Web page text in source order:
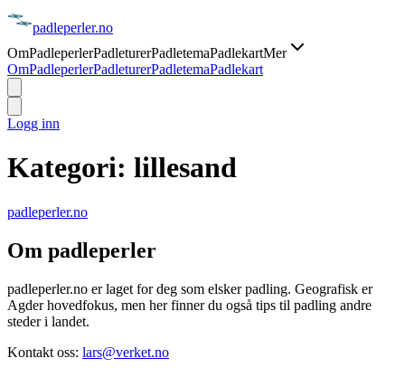
padleperler.no
OmPadleperlerPadleturerPadletemaPadlekartMer
OmPadleperlerPadleturerPadletemaPadlekart
Logg inn
Kategori: lillesand
padleperler.no
Om padleperler
padleperler.no er laget for deg som elsker padling. Geografisk er
Agder hovedfokus, men her finner du også tips til padling andre
steder i landet.
Kontakt oss: lars@verket.no